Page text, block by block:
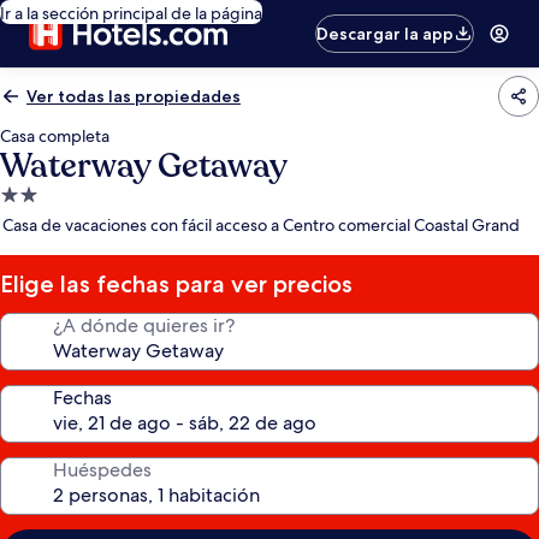
Ir a la sección principal de la página
Descargar la app
Ver todas las propiedades
Casa completa
Waterway Getaway
Propiedad
de
estrellas
Casa de vacaciones con fácil acceso a Centro comercial Coastal Grand
Elige las fechas para ver precios
¿A dónde quieres ir?
Fechas
Huéspedes